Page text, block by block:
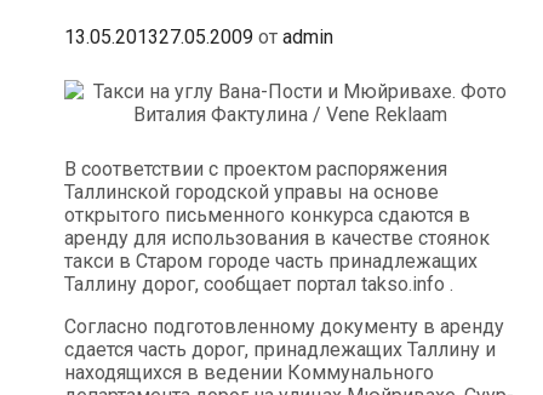
13.05.201327.05.2009 от admin
В соответствии с проектом распоряжения
Таллинской городской управы на основе
открытого письменного конкурса сдаются в
аренду для использования в качестве стоянок
такси в Старом городе часть принадлежащих
Таллину дорог, сообщает портал takso.info .
Согласно подготовленному документу в аренду
сдается часть дорог, принадлежащих Таллину и
находящихся в ведении Коммунального